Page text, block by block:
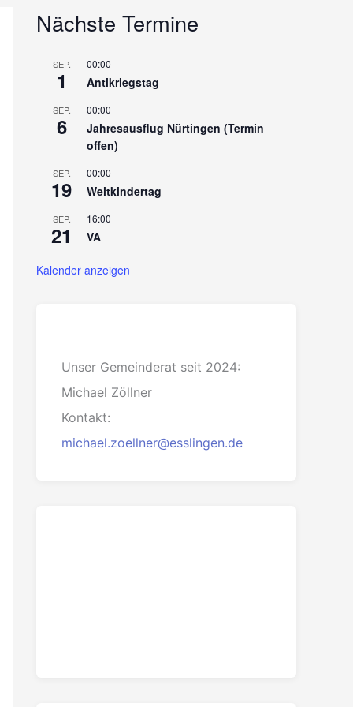
Nächste Termine
SEP.
1
00:00
Antikriegstag
SEP.
6
00:00
Jahresausflug Nürtingen (Termin
offen)
SEP.
19
00:00
Weltkindertag
SEP.
21
16:00
VA
Kalender anzeigen
Unser Gemeinderat seit 2024:
Michael Zöllner
Kontakt:
michael.zoellner@esslingen.de